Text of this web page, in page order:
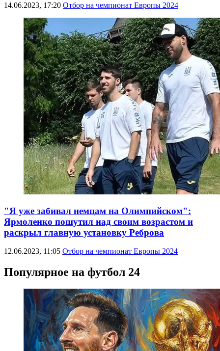
14.06.2023, 17:20 Отбор на чемпионат Европы 2024
"Я уже забивал немцам на Олимпийском":
Ярмоленко пошутил над своим возрастом и
раскрыл главную установку Реброва
12.06.2023, 11:05 Отбор на чемпионат Европы 2024
Популярное на футбол 24